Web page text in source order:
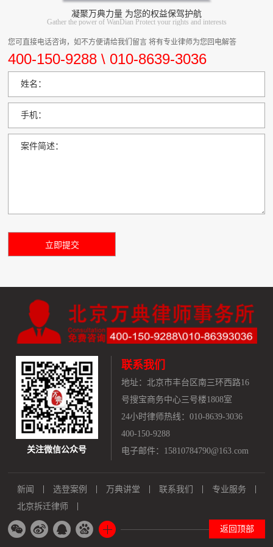
凝聚万典力量 为您的权益保驾护航
Gather the power of WanDian Protect your rights and interests
您可直接电话咨询，如不方便请给我们留言 将有专业律师为您回电解答
400-150-9288 \ 010-8639-3036
姓名：
手机：
案件简述：
关注微信公众号
联系我们
地址： 北京市丰台区南三环西路16
号搜宝商务中心三号楼1808室
24小时律师热线：010-8639-3036
400-150-9288
电子邮件：15810784790@163.com
新闻 选登案例 万典讲堂 联系我们
专业服务
北京拆迁律师
返回顶部